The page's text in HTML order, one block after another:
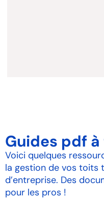
Guides pdf
Voici quelques
la gestion de vos toits
d’entreprise. Des
pour les pros !